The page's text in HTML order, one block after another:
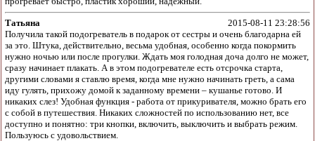
Татьяна
2015-08-11 23:28:56
Получила такой подогреватель в подарок от сестры и очень благодарна ей
за это. Штука, действительно, весьма удобная, особенно когда покормить
нужно ночью или после прогулки. Ждать моя голодная доча долго не может,
сразу начинает плакать. А в этом подогревателе есть отсрочка старта,
другими словами я ставлю время, когда мне нужно начинать греть, а сама
иду гулять, прихожу домой к заданному времени – кушанье готово. И
никаких слез! Удобная функция - работа от прикуривателя, можно брать его
с собой в путешествия. Никаких сложностей по использованию нет, все
доступно и понятно: три кнопки, включить, выключить и выбрать режим.
Пользуюсь с удовольствием.